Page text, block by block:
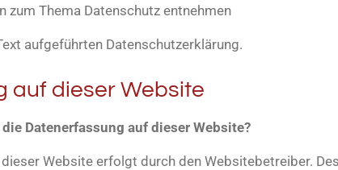
zum Thema Datenschutz entnehmen
aufgeführten Datenschutzerklärung.
auf dieser Website
Datenerfassung auf dieser Website?
Website erfolgt durch den Websitebetreiber.